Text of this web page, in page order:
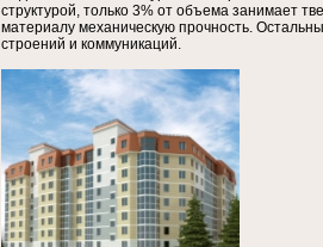
структурой, только 3% от объема занимает
материалу механическую прочность.
строений и коммуникаций.